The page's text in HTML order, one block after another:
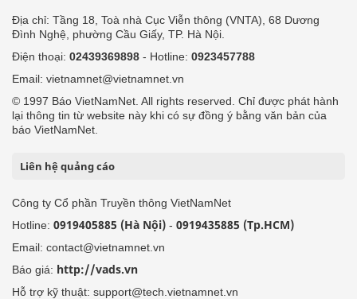
Địa chỉ: Tầng 18, Toà nhà Cục Viễn thông (VNTA), 68 Dương
Đình Nghệ, phường Cầu Giấy, TP. Hà Nội.
Điện thoại: 02439369898 - Hotline: 0923457788
Email: vietnamnet@vietnamnet.vn
© 1997 Báo VietNamNet. All rights reserved. Chỉ được phát hành
lại thông tin từ website này khi có sự đồng ý bằng văn bản của
báo VietNamNet.
Liên hệ quảng cáo
Công ty Cổ phần Truyền thông VietNamNet
Hotline: 0919405885 (Hà Nội) - 0919435885 (Tp.HCM)
Email: contact@vietnamnet.vn
Báo giá: http://vads.vn
Hỗ trợ kỹ thuật: support@tech.vietnamnet.vn